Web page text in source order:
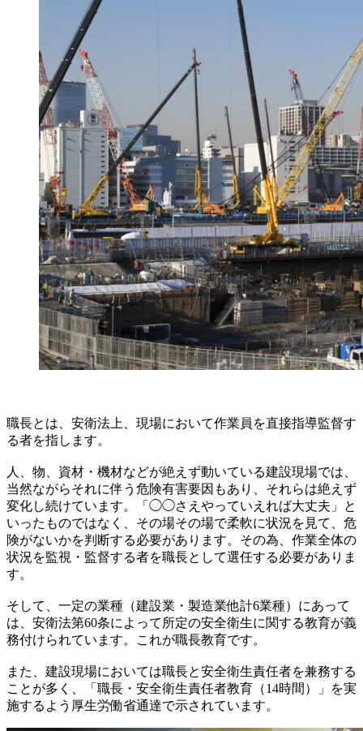
職長とは、安衛法上、現場において作業員を直接指導監督す
る者を指します。
人、物、資材・機材などが絶えず動いている建設現場では、
当然ながらそれに伴う危険有害要因もあり、それらは絶えず
変化し続けています。「◯◯さえやっていえれば大丈夫」と
いったものではなく、その場その場で柔軟に状況を見て、危
険がないかを判断する必要があります。その為、作業全体の
状況を監視・監督する者を職長として選任する必要がありま
す。
そして、一定の業種（建設業・製造業他計6業種）にあって
は、安衛法第60条によって所定の安全衛生に関する教育が義
務付けられています。これが職長教育です。
また、建設現場においては職長と安全衛生責任者を兼務する
ことが多く、「職長・安全衛生責任者教育（14時間）」を実
施するよう厚生労働省通達で示されています。